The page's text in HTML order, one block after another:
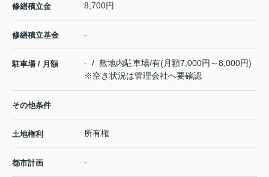
修繕積立金 8,700円
修繕積立基金 -
駐車場 / 月額
- / 敷地内駐車場/有(月額7,000円～8,000円)
※空き状況は管理会社へ要確認
その他条件
土地権利 所有権
都市計画 -